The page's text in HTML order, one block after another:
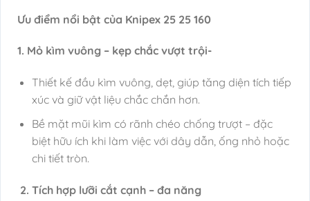
Ưu điểm nổi bật của Knipex 25 25 160
1. Mỏ kìm vuông – kẹp chắc vượt trội-
Thiết kế đầu kìm vuông, dẹt, giúp tăng diện tích tiếp
xúc và giữ vật liệu chắc chắn hơn.
Bề mặt mũi kìm có rãnh chéo chống trượt – đặc
biệt hữu ích khi làm việc với dây dẫn, ống nhỏ hoặc
chi tiết tròn.
2. Tích hợp lưỡi cắt cạnh – đa năng